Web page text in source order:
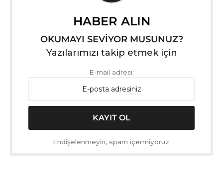
HABER ALIN
OKUMAYI SEVİYOR MUSUNUZ?
Yazılarımızı takip etmek için
E-mail adresi:
Endişelenmeyin, spam içermiyoruz.